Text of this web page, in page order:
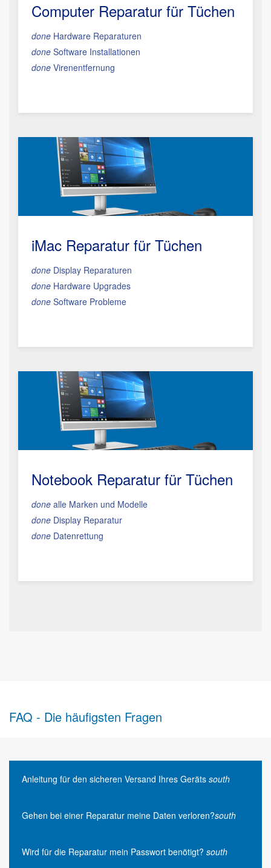
Computer Reparatur für Tüchen
done Hardware Reparaturen
done Software Installationen
done Virenentfernung
iMac Reparatur für Tüchen
done Display Reparaturen
done Hardware Upgrades
done Software Probleme
Notebook Reparatur für Tüchen
done alle Marken und Modelle
done Display Reparatur
done Datenrettung
FAQ - Die häufigsten Fragen
Anleitung für den sicheren Versand Ihres Geräts south
Gehen bei einer Reparatur meine Daten verloren?south
Wird für die Reparatur mein Passwort benötigt? south